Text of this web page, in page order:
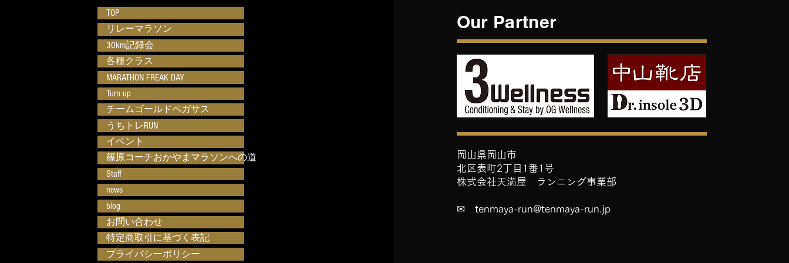
TOP
リレーマラソン
30km記録会
各種クラス
MARATHON FREAK DAY
Turn up
チームゴールドペガサス
うちトレRUN
イベント
篠原コーチおかやまマラソンへの道
Staff
news
blog
お問い合わせ
特定商取引に基づく表記
プライバシーポリシー
Our Partner
岡山県岡山市
北区表町2丁目1番1号
​株式会社天満屋 ランニング事業部
​✉ tenmaya-run@tenmaya-run.jp